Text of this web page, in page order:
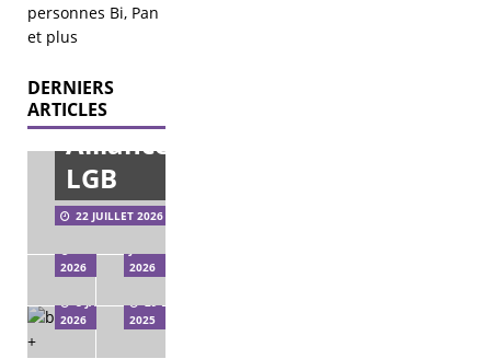
personnes Bi, Pan
et plus
DERNIERS
ARTICLES
Mise au
point
sur
Alliance
LGB
22 JUILLET 2026
Élections
municipales
LGBT+ à
l’échelle
municipale.
2026
2026
2026
Pan’Carte
2026
2026
reçoit
Fantastiqueer
2025